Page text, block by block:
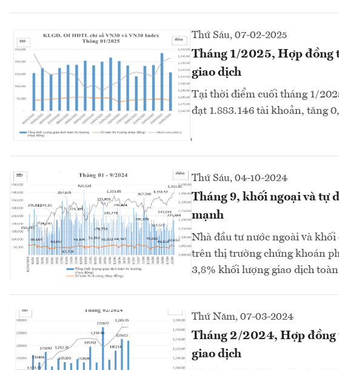
Thứ Sáu, 07-02-2025
Tháng 1/2025, Hợp đồng
giao dịch
Tại thời điểm cuối tháng 1/
đạt 1.883.146 tài khoản, tăng
Thứ Sáu, 04-10-2024
Tháng 9, khối ngoại và tự
mạnh
Nhà đầu tư nước ngoài và
trên thị trường chứng khoán
3,8% khối lượng giao dịch
Thứ Năm, 07-03-2024
Tháng 2/2024, Hợp đồng
giao dịch